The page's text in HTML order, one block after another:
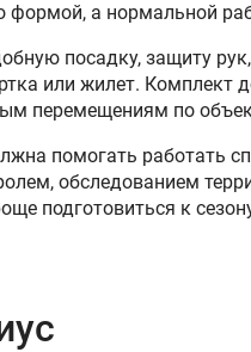
формой, а нормальной
посадку, защиту
или жилет. Комплект
перемещениям по
помогать работать
обследованием
подготовиться к